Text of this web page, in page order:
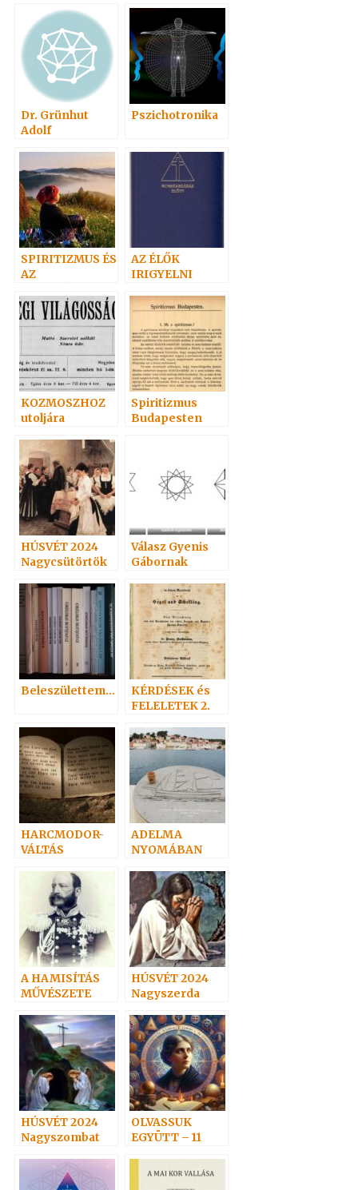
Dr. Grünhut
Adolf
Pszichotronika
SPIRITIZMUS ÉS
AZ
SPIRITIZMUS
AZ ÉLŐK
IRIGYELNI
HOLTAKAT
KOZMOSZHOZ
utoljára
Spiritizmus
Budapesten
HÚSVÉT 2024
Nagycsütörtök
Válasz Gyenis
Gábornak
Beleszülettem…
KÉRDÉSEK és
FELELETEK 2.
38)Hoffmann
professzor
HARCMODOR-
VÁLTÁS
ADELMA
NYOMÁBAN
A HAMISÍTÁS
MŰVÉSZETE
HÚSVÉT 2024
Nagyszerda
HÚSVÉT 2024
Nagyszombat
OLVASSUK
EGYÜTT – 11